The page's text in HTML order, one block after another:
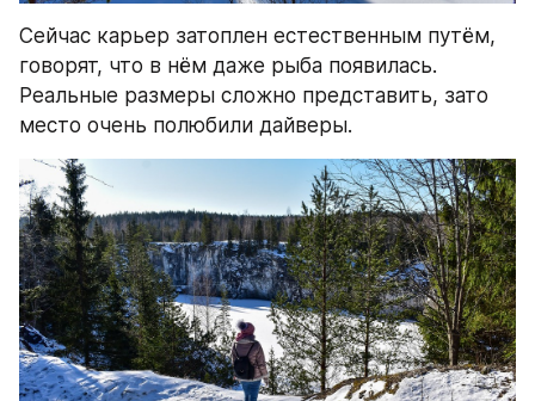
Сейчас карьер затоплен естественным путём,
говорят, что в нём даже рыба появилась.
Реальные размеры сложно представить, зато
место очень полюбили дайверы.